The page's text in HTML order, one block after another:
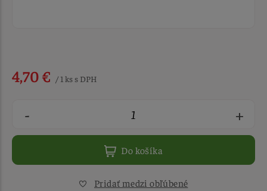
4,70 € / 1 ks s DPH
- +
Do košíka
Pridať medzi obľúbené